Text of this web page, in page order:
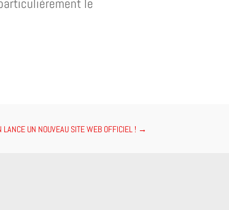
le
UN NOUVEAU SITE WEB OFFICIEL ! →